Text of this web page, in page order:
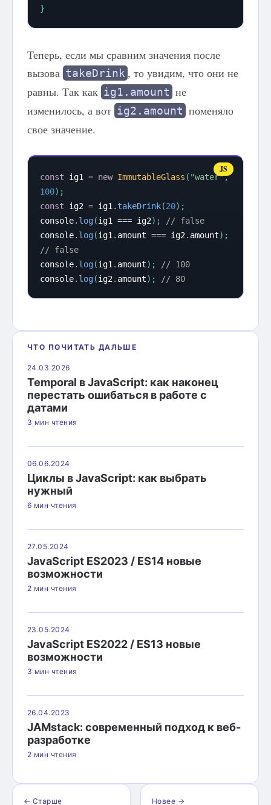
}
Теперь, если мы сравним значения после
вызова takeDrink , то увидим, что они не
равны. Так как ig1.amount не
изменилось, а вот ig2.amount поменяло
свое значение.
const ig1 = new ImmutableGlass ( "water",
100) ;
const ig2 = ig1 . takeDrink(20) ;
console. log(ig1 === ig2) ;
// false
console. log(ig1 . amount === ig2 . amount) ;
// false
console. log(ig1 . amount) ;
// 100
console. log(ig2 . amount) ; // 80
ЧТО ПОЧИТАТЬ ДАЛЬШЕ
24.03.2026
Temporal в JavaScript: как наконец
перестать ошибаться в работе с
датами
3 мин чтения
06.06.2024
Циклы в JavaScript: как выбрать
нужный
6 мин чтения
27.05.2024
JavaScript ES2023 / ES14 новые
возможности
2 мин чтения
23.05.2024
JavaScript ES2022 / ES13 новые
возможности
3 мин чтения
26.04.2023
JAMstack: современный подход к веб-
разработке
2 мин чтения
← Старше Новее →